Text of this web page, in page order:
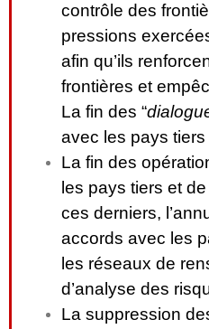
contrôle des
pressions
afin qu’ils
frontières et
La fin des “
avec les pays tiers
La fin des
les pays tiers et
ces derniers,
accords avec les
les réseaux de
d’analyse des
La suppression